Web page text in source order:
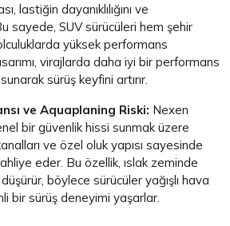
lastiğin dayanıklılığını ve
sayede, SUV sürücüleri hem şehir
yüksek performans
virajlarda daha iyi bir performans
sürüş keyfini artırır.
ve Aquaplaning Riski: Nexen
bir güvenlik hissi sunmak üzere
ve özel oluk yapısı sayesinde
eder. Bu özellik, ıslak zeminde
böylece sürücüler yağışlı hava
bir sürüş deneyimi yaşarlar.